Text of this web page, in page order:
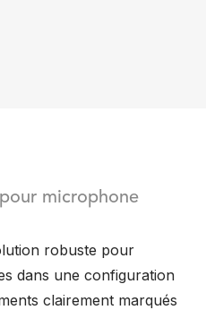
microphone
robuste pour
dans une configuration
clairement marqués